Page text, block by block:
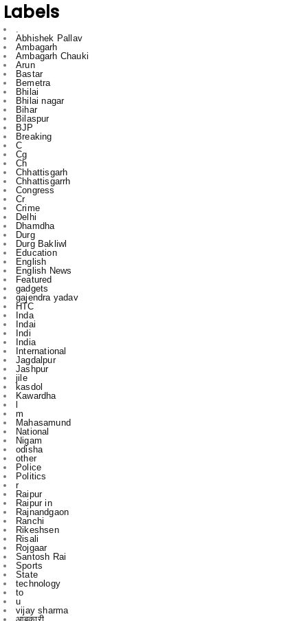
Labels
.
Abhishek Pallav
Ambagarh
Ambagarh Chauki
Arun
Bastar
Bemetra
Bhilai
Bhilai nagar
Bihar
Bilaspur
BJP
Breaking
C
Cg
Ch
Chhattisgarh
Chhattisgarrh
Congress
Cr
Crime
Delhi
Dhamdha
Durg
Durg Bakliwl
Education
English
English News
Featured
gadgets
gajendra yadav
HTC
Inda
Indai
Indi
India
International
Jagdalpur
Jashpur
jile
kasdol
Kawardha
m
Mahasamund
National
Nigam
odisha
other
Police
Politics
r
Raipur
Raipur in
Rajnandgaon
Ranchi
Rikeshsen
Risali
Rojgaar
Santosh Rai
Sports
State
technology
to
u
vijay sharma